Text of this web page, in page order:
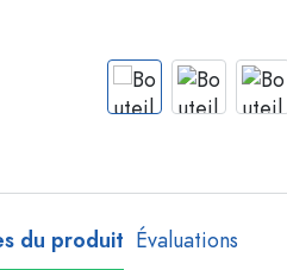
Bouteilles à anse
Bouteilles à goulot long
Bouteilles par matière
Bouteilles en verre
du produit Évaluations